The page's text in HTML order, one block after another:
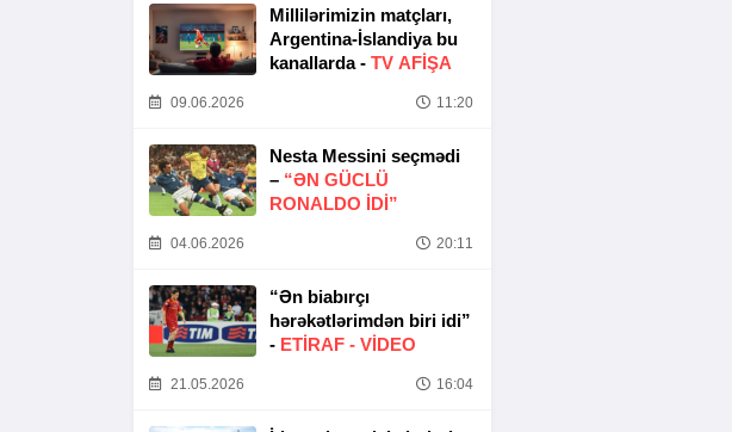
Millilərimizin matçları,
Argentina-İslandiya bu
kanallarda - TV AFİŞA
09.06.2026 11:20
Nesta Messini seçmədi
– “ƏN GÜCLÜ
RONALDO IDI”
04.06.2026 20:11
“Ən biabırçı
hərəkətlərimdən biri idi”
- ETIRAF - VİDEO
21.05.2026 16:04